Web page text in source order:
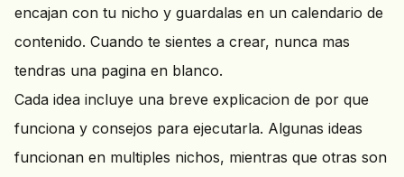
encajan con tu nicho y guardalas en un calendario de
contenido. Cuando te sientes a crear, nunca mas
tendras una pagina en blanco.
Cada idea incluye una breve explicacion de por que
funciona y consejos para ejecutarla. Algunas ideas
funcionan en multiples nichos, mientras que otras son